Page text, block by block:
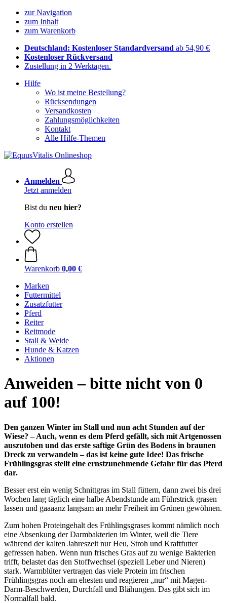
zur Navigation
zum Inhalt
zum Warenkorb
Deutschland: Kostenloser Standardversand ab 54,90 €
Kostenloser Rückversand
Zustellung in 2 Werktagen.
Hilfe
Wo ist meine Bestellung?
Rücksendungen
Versandkosten
Zahlungsmöglichkeiten
Kontakt
Alle Hilfe-Themen
Anmelden
Jetzt anmelden
Bist du neu hier?
Konto erstellen
Warenkorb 0,00 €
Marken
Futtermittel
Zusatzfutter
Pferd
Reiter
Reitmode
Stall & Weide
Hunde & Katzen
Aktionen
Anweiden – bitte nicht von 0
auf 100!
Den ganzen Winter im Stall und nun acht Stunden auf der
Wiese? – Auch, wenn es dem Pferd gefällt, sich mit Artgenossen
auszutoben und das erste saftige Grün des Bodens in braunen
Dreck zu verwandeln – das ist keine gute Idee! Das frische
Frühlingsgras stellt eine ernstzunehmende Gefahr für das Pferd
dar.
Besser erst ein wenig Schnittgras im Stall füttern, dann zwei bis drei
Wochen lang täglich eine halbe Abendstunde am Führstrick grasen
lassen und gaaaanz langsam an mehr Freiheit im Grünen gewöhnen.
Zum hohen Proteingehalt des Frühlingsgrases kommt nämlich noch
eine Absenkung der Darmbakterien im Winter, weil die Tiere
während der kalten Jahreszeit nur Heu, Stroh und Kraftfutter
gefressen haben. Wenn nun frisches Gras auf zu wenige Bakterien
trifft, belastet das den Stoffwechsel (speziell Leber und Nieren)
stark. Warmblüter vertragen das viele Protein im frischen
Frühlingsgras noch am ehesten und reagieren „nur“ mit Magen-
Darm-Beschwerden, Durchfall und Blähungen. Das gibt sich im
Normalfall bald.